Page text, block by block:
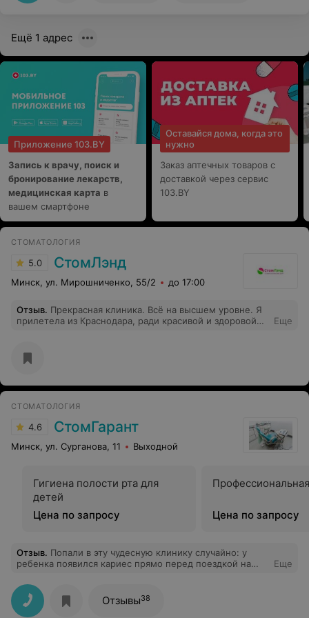
Ещё 1 адрес
Приложение 103.BY
Запись к врачу, поиск и
бронирование лекарств,
медицинская карта в
вашем смартфоне
Оставайся дома, когда это
нужно
Заказ аптечных товаров с
доставкой через сервис
103.BY
СТОМАТОЛОГИЯ
5.0 СтомЛэнд
Минск, ул. Мирошниченко, 55/2 до 17:00
Отзыв. Прекрасная клиника. Всё на высшем уровне. Я
прилетела из Краснодара, ради красивой и здоровой
полетать туда-обратно и сейчас я широко улыбаюсь
прекрасными белоснежными зубами теперь уже не
теплый прием.
Еще
СТОМАТОЛОГИЯ
4.6 СтомГарант
Минск, ул. Сурганова, 11 Выходной
Гигиена полости рта для
детей
Цена по запросу
Цена по запросу
Отзыв. Попали в эту чудесную клинику случайно: у
ребенка появился кариес прямо перед поездкой на
смогут принять маленького пациента и лечить без
седации. Дело осложнялось еще и тем, что это был
первый опыт лечения зубов! Наш доктор, Девятникова
Еще
Отзывы38